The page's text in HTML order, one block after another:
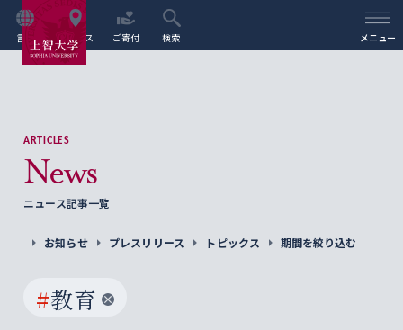
言語 アクセス ご寄付 検索 メニュー
ARTICLES
News
ニュース記事一覧
お知らせ プレスリリース トピックス 期間を絞り込む
#教育